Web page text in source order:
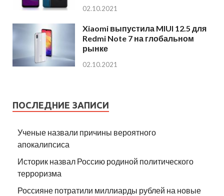
02.10.2021
Xiaomi выпустила MIUI 12.5 для
Redmi Note 7 на глобальном
рынке
02.10.2021
ПОСЛЕДНИЕ ЗАПИСИ
Ученые назвали причины вероятного
апокалипсиса
Историк назвал Россию родиной политического
терроризма
Россияне потратили миллиарды рублей на новые